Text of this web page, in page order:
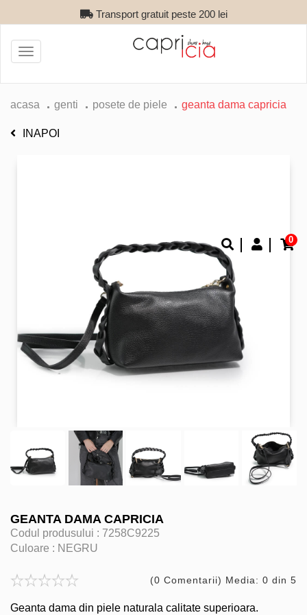
Transport gratuit peste 200 lei
0
Toggle
navigation
acasa genti posete de piele geanta dama capricia
INAPOI
GEANTA DAMA CAPRICIA
Codul produsului : 7258C9225
Culoare : NEGRU
(0 Comentarii) Media: 0 din 5
Geanta dama din piele naturala calitate superioara.